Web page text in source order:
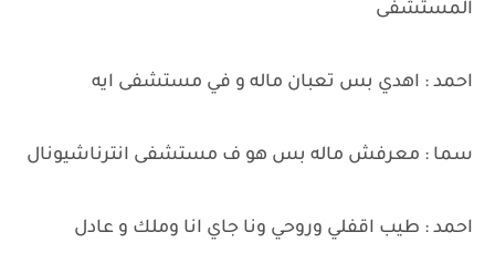
المستشفى
احمد : اهدي بس تعبان ماله و في مستشفى ايه
سما : معرفش ماله بس هو ف مستشفى انترناشيونال
احمد : طيب اقفلي وروحي ونا جاي انا وملك و عادل